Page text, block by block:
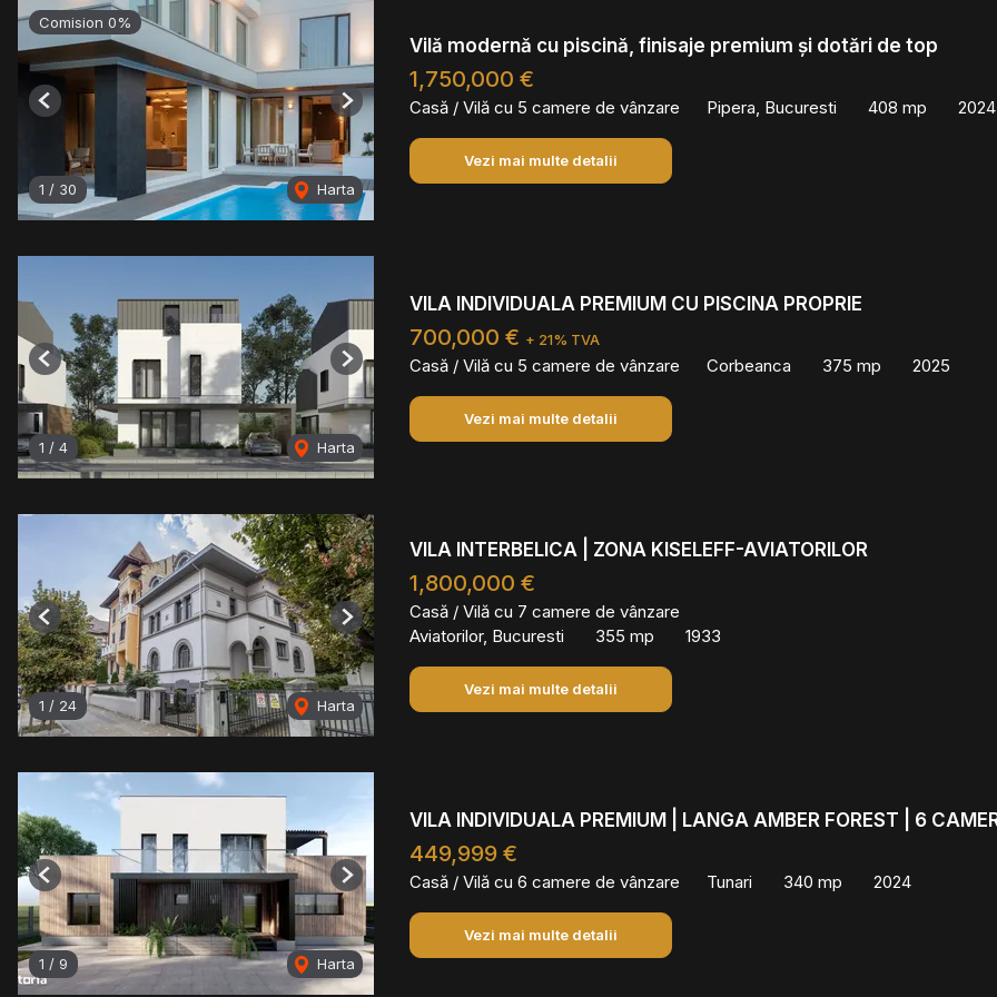
Comision 0%
1 / 30 Harta
Previous Next
Vilă modernă cu piscină, finisaje premium și dotări de top
1,750,000 €
Casă / Vilă cu 5 camere de vânzare Pipera, Bucuresti 408 mp 2024
Vezi mai multe detalii
1 / 4 Harta
Previous Next
VILA INDIVIDUALA PREMIUM CU PISCINA PROPRIE
700,000 € + 21% TVA
Casă / Vilă cu 5 camere de vânzare Corbeanca 375 mp 2025
Vezi mai multe detalii
1 / 24 Harta
Previous Next
VILA INTERBELICA | ZONA KISELEFF-AVIATORILOR
1,800,000 €
Casă / Vilă cu 7 camere de vânzare
Aviatorilor, Bucuresti
355 mp 1933
Vezi mai multe detalii
1 / 9 Harta
Previous Next
VILA INDIVIDUALA PREMIUM | LANGA AMBER FOREST | 6
449,999 €
Casă / Vilă cu 6 camere de vânzare Tunari 340 mp 2024
Vezi mai multe detalii